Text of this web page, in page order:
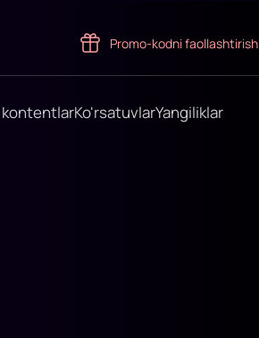
Promo-kodni faollashtirish
Ko'rsatuvlarYangiliklar